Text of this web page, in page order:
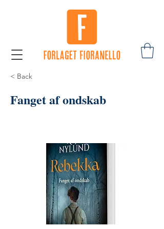
< Back
Fanget af ondskab